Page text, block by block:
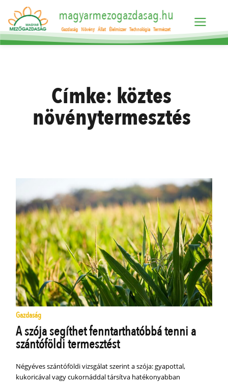
magyarmezogazdasag.hu
Gazdaság Növény Állat Élelmiszer Technológia Természet
Címke: köztes
növénytermesztés
Gazdaság
A szója segíthet fenntarthatóbbá tenni a
szántóföldi termesztést
Négyéves szántóföldi vizsgálat szerint a szója: gyapottal,
kukoricával vagy cukornáddal társítva hatékonyabban